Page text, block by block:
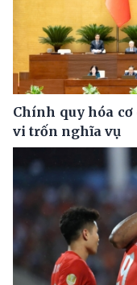
Chính quy hóa
vi trốn nghĩa vụ